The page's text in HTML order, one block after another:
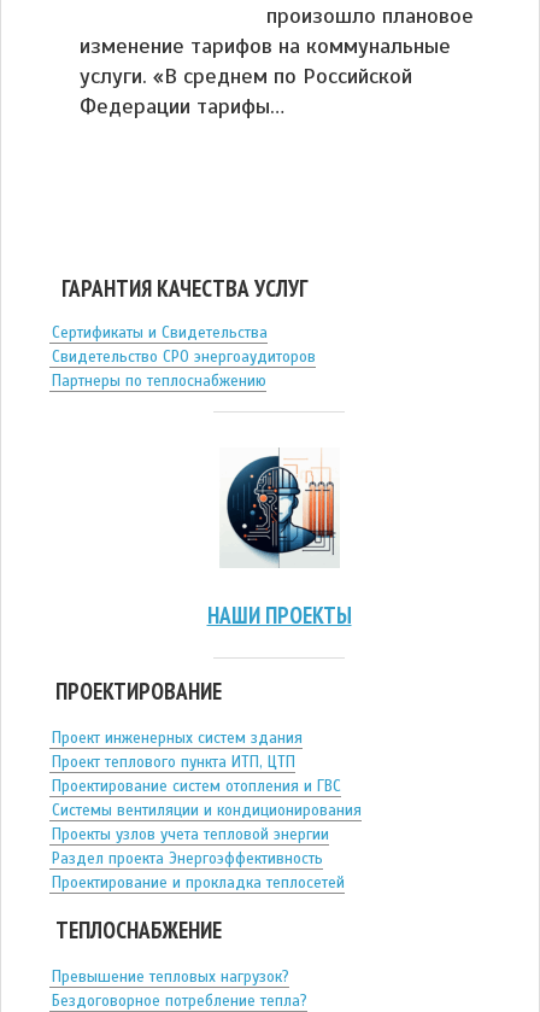
произошло плановое
изменение тарифов на коммунальные
услуги. «В среднем по Российской
Федерации тарифы…
ГАРАНТИЯ КАЧЕСТВА УСЛУГ
Сертификаты и Свидетельства
Свидетельство СРО энергоаудиторов
Партнеры по теплоснабжению
НАШИ ПРОЕКТЫ
ПРОЕКТИРОВАНИЕ
Проект инженерных систем здания
Проект теплового пункта ИТП, ЦТП
Проектирование систем отопления и ГВС
Системы вентиляции и кондиционирования
Проекты узлов учета тепловой энергии
Раздел проекта Энергоэффективность
Проектирование и прокладка теплосетей
ТЕПЛОСНАБЖЕНИЕ
Превышение тепловых нагрузок?
Бездоговорное потребление тепла?